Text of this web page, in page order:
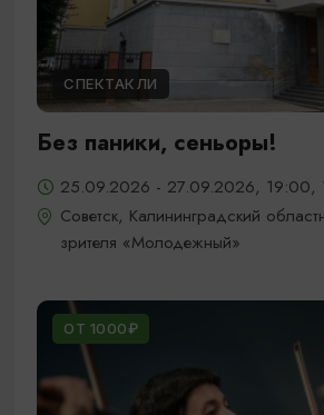
СПЕКТАКЛИ
Без паники, сеньоры!
25.09.2026 - 27.09.2026, 19:00,
Советск, Калининградский
зрителя «Молодежный»
ОТ 1000₽